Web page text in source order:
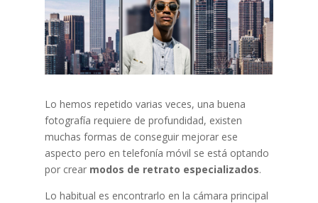
Lo hemos repetido varias veces, una buena
fotografía requiere de profundidad, existen
muchas formas de conseguir mejorar ese
aspecto pero en telefonía móvil se está optando
por crear modos de retrato especializados.
Lo habitual es encontrarlo en la cámara principal